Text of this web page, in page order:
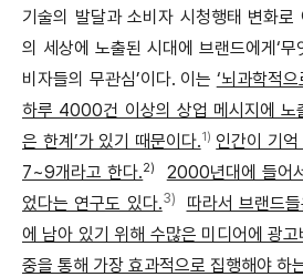
기술의 발달과 소비자 시청행태 변화로
의 세상에 노출된 시대에 브랜드에게‘
비자들의 무관심’이다. 이는 ‘뇌과학적
하루 4000건 이상의 상업 메시지에 노
은 한계’가 있기 때문이다.1) 인간이 기
7~9개라고 한다.2)
2000년대에 들어
었다는 연구도 있다.3)
따라서 브랜드
에 남아 있기 위해 수많은 미디어에 광
중을 통해 가장 효과적으로 집행해야 하